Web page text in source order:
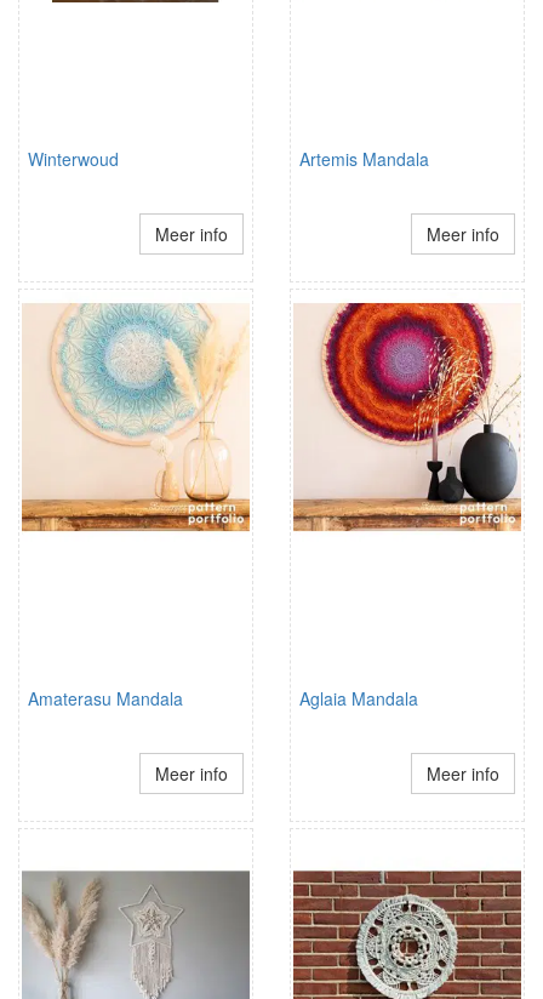
Winterwoud
Meer info
Artemis Mandala
Meer info
Amaterasu Mandala
Meer info
Aglaia Mandala
Meer info